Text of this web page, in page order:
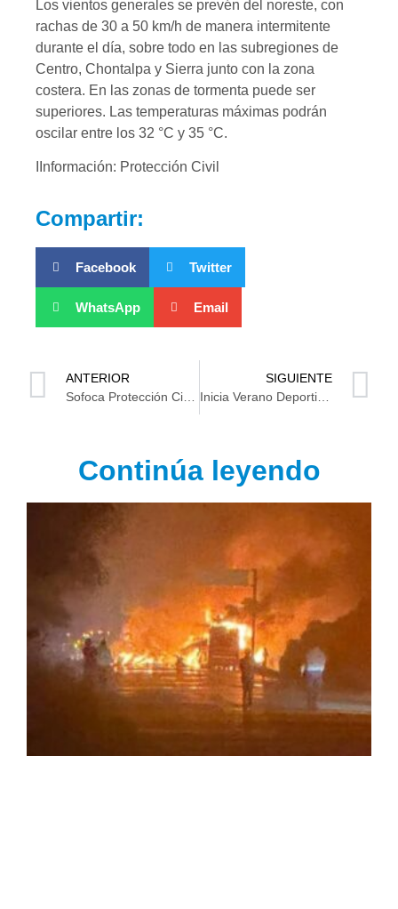
Los vientos generales se prevén del noreste, con
rachas de 30 a 50 km/h de manera intermitente
durante el día, sobre todo en las subregiones de
Centro, Chontalpa y Sierra junto con la zona
costera. En las zonas de tormenta puede ser
superiores. Las temperaturas máximas podrán
oscilar entre los 32 °C y 35 °C.
IInformación: Protección Civil
Compartir:
Facebook Twitter
WhatsApp Email
ANTERIOR
SIGUIENTE
Inicia Verano Deportivo del Injudet 2025
Continúa leyendo